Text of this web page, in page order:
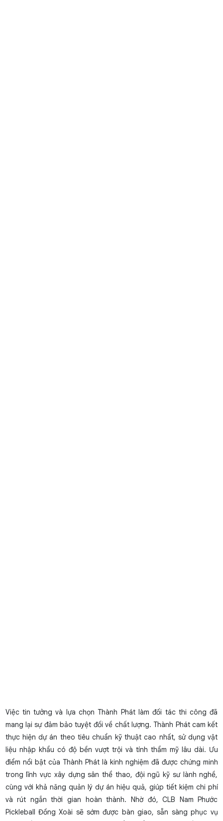
Việc tin tưởng và lựa chọn Thành Phát làm đối tác thi công đã
mang lại sự đảm bảo tuyệt đối về chất lượng. Thành Phát cam kết
thực hiện dự án theo tiêu chuẩn kỹ thuật cao nhất, sử dụng vật
liệu nhập khẩu có độ bền vượt trội và tính thẩm mỹ lâu dài. Ưu
điểm nổi bật của Thành Phát là kinh nghiệm đã được chứng minh
trong lĩnh vực xây dựng sân thể thao, đội ngũ kỹ sư lành nghề,
cùng với khả năng quản lý dự án hiệu quả, giúp tiết kiệm chi phí
và rút ngắn thời gian hoàn thành. Nhờ đó, CLB Nam Phước
Pickleball Đồng Xoài sẽ sớm được bàn giao, sẵn sàng phục vụ